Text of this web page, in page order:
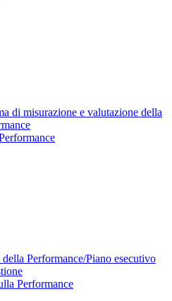
di misurazione e valutazione della
della Performance/Piano esecutivo
Performance